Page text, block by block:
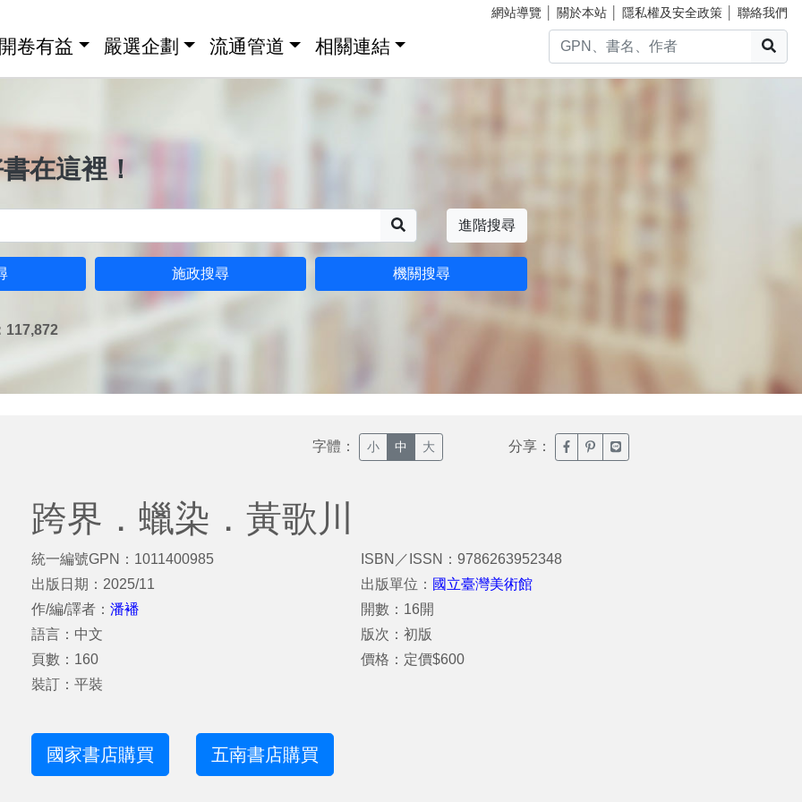
網站導覽 關於本站 隱私權及安全政策 聯絡我們
卷有益 嚴選企劃 流通管道 相關連結
在這裡！
進階搜尋
施政搜尋 機關搜尋
117,872
字體： 小 中 大 分享： 臉書分享(另開新視窗)
噗浪分享(另開新視窗)
Line分享(另開新視窗)
跨界．蠟染．黃歌川
統一編號GPN：1011400985
出版日期：2025/11
作/編/譯者： 潘襎
語言：中文
頁數：160
裝訂：平裝
ISBN／ISSN：9786263952348
出版單位： 國立臺灣美術館
開數：16開
版次：初版
價格：定價$600
國家書店購買 五南書店購買